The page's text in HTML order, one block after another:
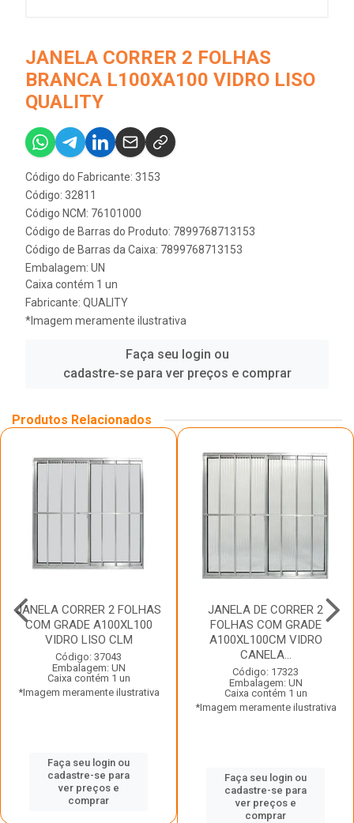
JANELA CORRER 2 FOLHAS
BRANCA L100XA100 VIDRO LISO
QUALITY
Código do Fabricante: 3153
Código: 32811
Código NCM: 76101000
Código de Barras do Produto: 7899768713153
Código de Barras da Caixa: 7899768713153
Embalagem: UN
Caixa contém 1 un
Fabricante: QUALITY
*Imagem meramente ilustrativa
Faça seu login ou
cadastre-se para ver preços e comprar
Produtos Relacionados
JANELA CORRER 2 FOLHAS
COM GRADE A100XL100
VIDRO LISO CLM
Código: 37043
Embalagem: UN
Caixa contém 1 un
*Imagem meramente ilustrativa
Faça seu login ou
cadastre-se para
ver preços e
comprar
JANELA DE CORRER 2
FOLHAS COM GRADE
A100XL100CM VIDRO
CANELA...
Código: 17323
Embalagem: UN
Caixa contém 1 un
*Imagem meramente ilustrativa
Faça seu login ou
cadastre-se para
ver preços e
comprar